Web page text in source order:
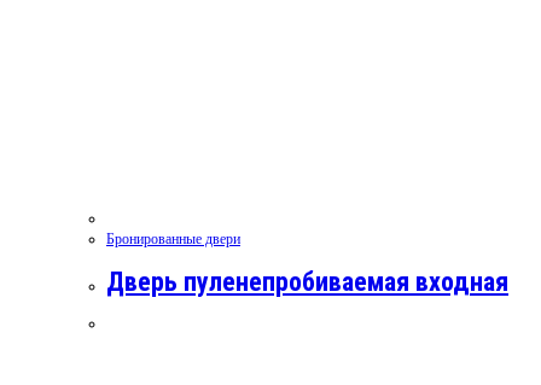
Бронированные двери
Дверь пуленепробиваемая входная